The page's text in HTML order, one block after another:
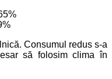
Consumul redus s-a
să folosim clima în